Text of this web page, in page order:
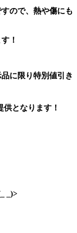
ので、熱や傷にも
！
に限り特別値引き
供となります！
_)>